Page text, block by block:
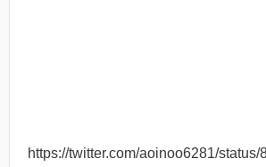
https://twitter.com/aoinoo6281/